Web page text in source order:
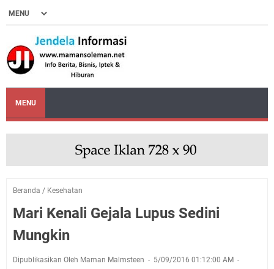
MENU
Beranda / Kesehatan
Mari Kenali Gejala Lupus Sedini
Mungkin
Dipublikasikan Oleh Maman Malmsteen
5/09/2016 01:12:00 AM